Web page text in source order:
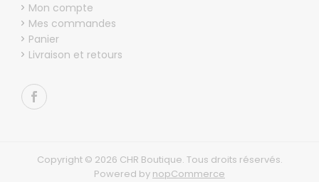
Mon compte
Mes commandes
Panier
Livraison et retours
Copyright © 2026 CHR Boutique. Tous droits réservés.
Powered by nopCommerce